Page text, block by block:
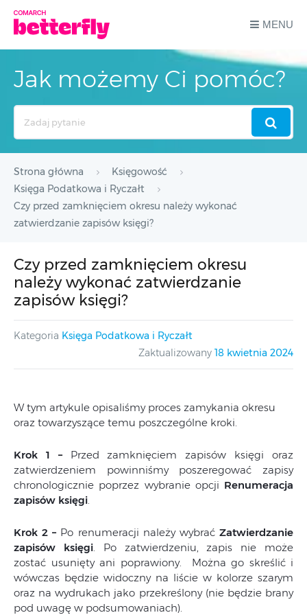
MENU
Jak możemy Ci pomóc?
Strona główna
Księgowość
Księga Podatkowa i Ryczałt
Czy przed zamknięciem okresu należy wykonać
zatwierdzanie zapisów księgi?
Czy przed zamknięciem okresu
należy wykonać zatwierdzanie
zapisów księgi?
Kategoria Księga Podatkowa i Ryczałt
Zaktualizowany 18 kwietnia 2024
W tym artykule opisaliśmy proces zamykania okresu
oraz towarzyszące temu poszczególne kroki.
Krok 1 – Przed zamknięciem zapisów księgi oraz
zatwierdzeniem powinniśmy poszeregować zapisy
chronologicznie poprzez wybranie opcji Renumeracja
zapisów księgi.
Krok 2 – Po renumeracji należy wybraćZatwierdzanie
zapisów księgi. Po zatwierdzeniu, zapis nie może
zostać usunięty ani poprawiony. Można go skreślić i
wówczas będzie widoczny na liście w kolorze szarym
oraz na wydrukach jako przekreślony (nie będzie brany
pod uwagę w podsumowaniach).